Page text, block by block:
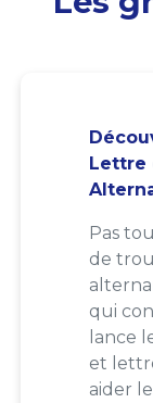
Lettre
Pas
de
qui
lance
et
aider